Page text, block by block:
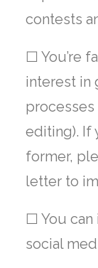
contests
☐ You’re
interest in
processes
editing). If
former,
letter to
☐ You
social